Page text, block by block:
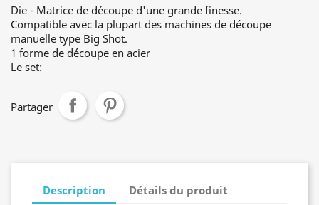
Die - Matrice de découpe d'une grande finesse.
Compatible avec la plupart des machines de découpe
manuelle type Big Shot.
1 forme de découpe en acier
Le set:
Partager
Description Détails du produit